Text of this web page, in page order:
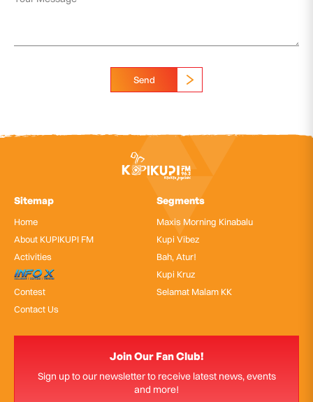
Send
Sitemap
Home
About KUPIKUPI FM
Activities
InfoX
Contest
Contact Us
Segments
Maxis Morning Kinabalu
Kupi Vibez
Bah, Atur!
Kupi Kruz
Selamat Malam KK
Join Our Fan Club!
Sign up to our newsletter to receive latest news, events
and more!